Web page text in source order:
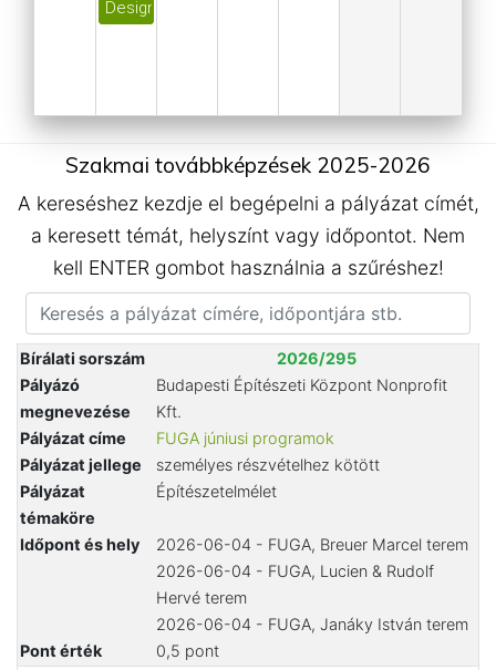
Design és technológia találkozása, belsőép.-i
Szakmai továbbképzések 2025-2026
A kereséshez kezdje el begépelni a pályázat címét,
a keresett témát, helyszínt vagy időpontot. Nem
kell ENTER gombot használnia a szűréshez!
Bírálati sorszám
2026/295
Pályázó
megnevezése
Budapesti Építészeti Központ Nonprofit
Kft.
Pályázat címe
FUGA júniusi programok
Pályázat jellege
személyes részvételhez kötött
Pályázat
témaköre
Építészetelmélet
Időpont és hely
2026-06-04 - FUGA, Breuer Marcel terem
2026-06-04 - FUGA, Lucien & Rudolf
Hervé terem
2026-06-04 - FUGA, Janáky István terem
Pont érték
0,5 pont